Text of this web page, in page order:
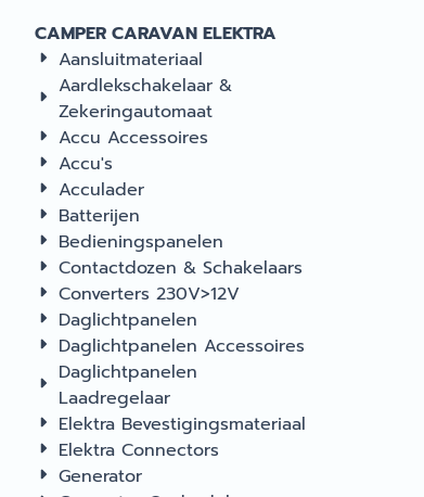
CAMPER CARAVAN ELEKTRA
Aansluitmateriaal
Aardlekschakelaar &
Zekeringautomaat
Accu Accessoires
Accu's
Acculader
Batterijen
Bedieningspanelen
Contactdozen & Schakelaars
Converters 230V>12V
Daglichtpanelen
Daglichtpanelen Accessoires
Daglichtpanelen
Laadregelaar
Elektra Bevestigingsmateriaal
Elektra Connectors
Generator